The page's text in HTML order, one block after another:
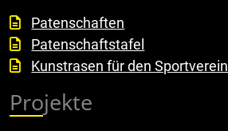
Patenschaften
Patenschaftstafel
Kunstrasen für den Sportverein
Projekte